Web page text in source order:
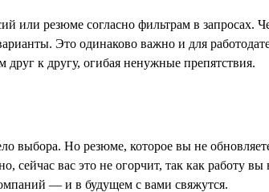
резюме согласно фильтрам в запросах.
Это одинаково важно и для
к другу, огибая ненужные препятствия.
выбора. Но резюме, которое вы не
вас это не огорчит, так как работу
— и в будущем с вами свяжутся.